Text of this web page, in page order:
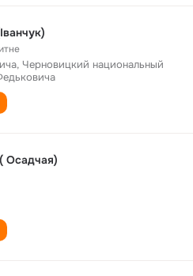
Черновицкий национальный
Осадчая)